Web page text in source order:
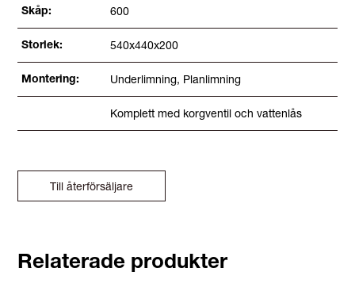
Skåp: 600
Storlek: 540x440x200
Montering: Underlimning, Planlimning
Komplett med korgventil och vattenlås
Till återförsäljare
Relaterade produkter